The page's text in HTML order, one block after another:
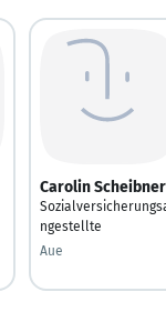
Carolin Scheibner
ngestellte
Aue